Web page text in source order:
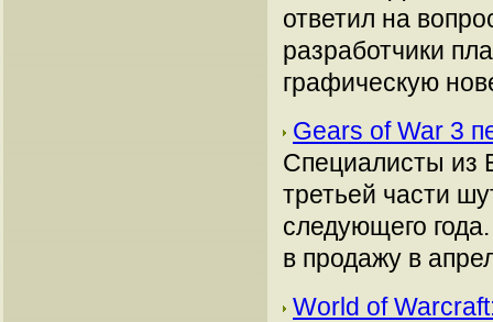
ответил на
разработчики
графическую
Gears of War 3
Специалисты из
третьей части
следующего
в продажу в
World of